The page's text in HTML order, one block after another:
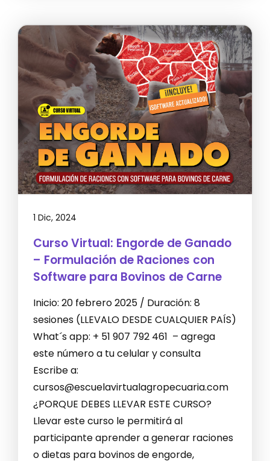
1 Dic, 2024
Curso Virtual: Engorde de Ganado
– Formulación de Raciones con
Software para Bovinos de Carne
Inicio: 20 febrero 2025 / Duración: 8
sesiones (LLEVALO DESDE CUALQUIER PAÍS)
What´s app: + 51 907 792 461 – agrega
este número a tu celular y consulta
Escribe a:
cursos@escuelavirtualagropecuaria.com
¿PORQUE DEBES LLEVAR ESTE CURSO?
Llevar este curso le permitirá al
participante aprender a generar raciones
o dietas para bovinos de engorde,